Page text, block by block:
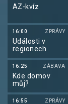
AZ-kvíz
16:00 ZPRÁVY
Události v
regionech
16:25 ZÁBAVA
Kde domov
můj?
16:55 ZPRÁVY